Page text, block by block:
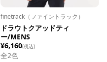
finetrack（ファイントラック）
ドラウトクアッドティ
ー/MENS
¥6,160(税込)
全2色